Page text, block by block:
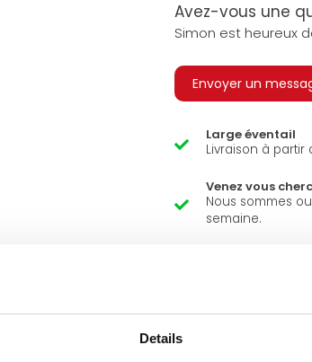
Details
Avez-vous une
Simon est heureux
Envoyer un
Large éventail
Livraison à
Venez vous
Nous sommes
semaine.